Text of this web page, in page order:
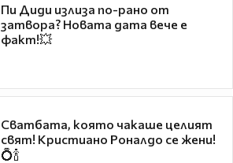
Пи Диди излиза по-рано от
затвора? Новата дата вече е
факт!💥
Сватбата, която чакаше целият
свят! Кристиано Роналдо се жени!
💍🍾